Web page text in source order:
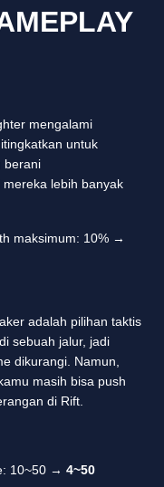
mengalami
untuk
berani
lebih banyak
maksimum: 10% →
adalah pilihan taktis
sebuah jalur, jadi
dikurangi. Namun,
masih bisa push
di Rift.
10~50 → 4~50